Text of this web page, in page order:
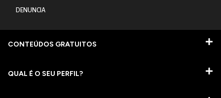
DENUNCIA
CONTEÚDOS GRATUITOS
QUAL É O SEU PERFIL?